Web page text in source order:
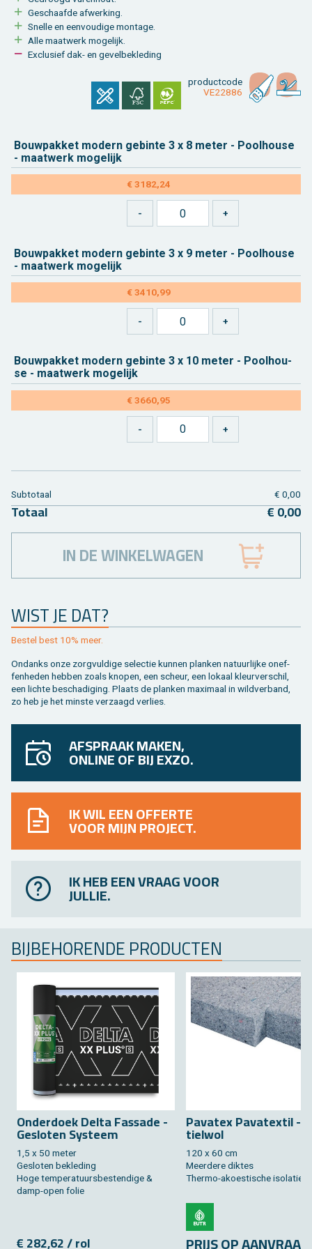
Ge­schaaf­de af­wer­king.
Snel­le en een­vou­di­ge mon­ta­ge.
Alle maat­werk mo­ge­lijk.
Ex­clu­sief dak- en ge­vel­be­kle­ding
product­code
VE22886
Bouw­pak­ket mo­dern ge­bin­te 3 x 8 meter - Pool­hou­se
- maat­werk mo­ge­lijk
€ 3182,24
Bouw­pak­ket mo­dern ge­bin­te 3 x 9 meter - Pool­hou­se
- maat­werk mo­ge­lijk
€ 3410,99
Bouw­pak­ket mo­dern ge­bin­te 3 x 10 meter - Pool­hou­
se - maat­werk mo­ge­lijk
€ 3660,95
WIST JE DAT?
Be­stel best 10% meer.
On­danks onze zorg­vul­di­ge se­lec­tie kun­nen plan­ken na­tuur­lij­ke on­ef­
fen­he­den heb­ben zoals kno­pen, een scheur, een lo­kaal kleur­ver­schil,
een lich­te be­scha­di­ging. Plaats de plan­ken maxi­maal in wild­ver­band,
zo heb je het min­ste ver­zaagd ver­lies.
Sub­to­taal € 0,00
To­taal € 0,00
IN DE WINKELWAGEN
AFSPRAAK MAKEN,
ONLINE OF BIJ EXZO.
IK WIL EEN OFFERTE
VOOR MIJN PROJECT.
IK HEB EEN VRAAG VOOR
JULLIE.
BIJ­BE­HO­REN­DE PRO­DUC­TEN
On­der­doek Delta Fas­sa­de -
Ge­slo­ten Sys­teem
1,5 x 50 meter
Ge­slo­ten be­kle­ding
Hoge tem­pe­ra­tuurs­be­sten­di­ge &
damp-open folie
€ 282,62 / rol
Pa­va­tex Pa­va­tex­til -
tiel­wol
120 x 60 cm
Meer­de­re dik­tes
Ther­mo-akoes­ti­sche iso­la­tie